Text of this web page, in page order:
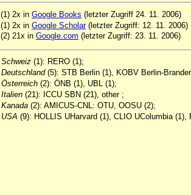
(1) 2x in Google Books (letzter Zugriff 24. 11. 2006)
(1) 2x in Google Scholar(letzter Zugriff: 12. 11. 2006)
(2) 21x in Google.com (letzter Zugriff: 23. 11. 2006)
Schweiz (1): RERO (1);
Deutschland (5): STB Berlin (1), KOBV Berlin-
Österreich (2): ÖNB (1), UBL (1);
Italien (21): ICCU SBN (21), other ;
Kanada (2): AMICUS-CNL: OTU, OOSU (2);
USA (9): HOLLIS UHarvard (1), CLIO UColumbia